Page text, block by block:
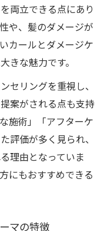
両立できる点にあり
や、髪のダメージが
カールとダメージケ
きな魅力です。
セリングを重視し、
案がされる点も支持
施術」「アフターケ
評価が多く見られ、
理由となっていま
にもおすすめできる
マの特徴